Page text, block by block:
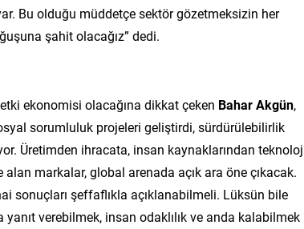
Bu olduğu müddetçe sektör gözetmeksizin her
şahit olacağız” dedi.
ekonomisi olacağına dikkat çeken Bahar Akgün,
sorumluluk projeleri geliştirdi, sürdürülebilirlik
Üretimden ihracata, insan kaynaklarından
markalar, global arenada açık ara öne çıkacak.
sonuçları şeffaflıkla açıklanabilmeli. Lüksün bile
verebilmek, insan odaklılık ve anda kalabilmek